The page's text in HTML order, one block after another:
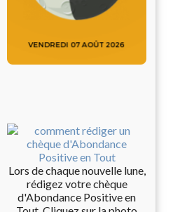
Lors de chaque nouvelle lune,
rédigez votre chèque
d'Abondance Positive en